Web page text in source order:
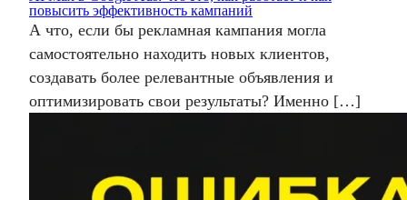
повысить эффективность кампаний
А что, если бы рекламная кампания могла
самостоятельно находить новых клиентов,
создавать более релевантные объявления и
оптимизировать свои результаты? Именно […]